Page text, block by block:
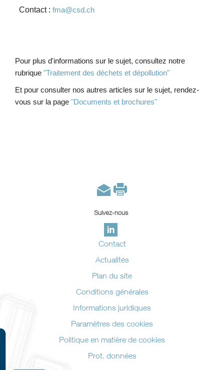
Contact : fma@csd.ch
Pour plus d'informations sur le sujet, consultez notre
rubrique "Traitement des déchets et dépollution"
Et pour consulter nos autres articles sur le sujet, rendez-
vous sur la page "Documents et brochures"
Suivez-nous
Contact
Actualités
Plan du site
Conditions générales
Informations juridiques
Paramètres des cookies
Politique en matière de cookies
Prot. données